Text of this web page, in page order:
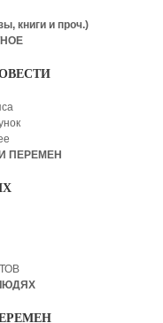
книги и проч.)
ПЕРЕМЕН